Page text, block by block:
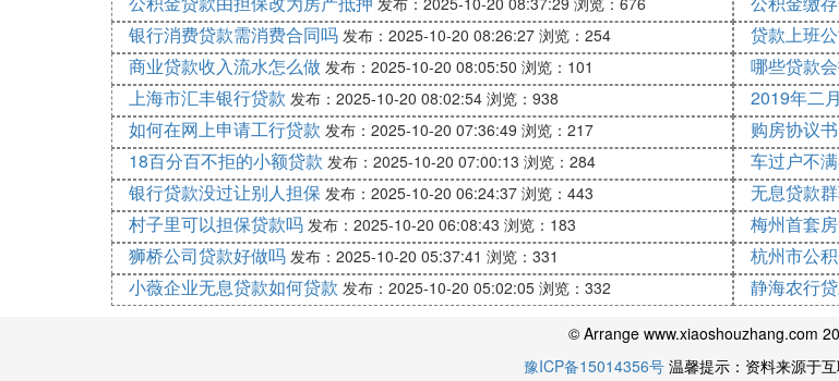
法律分析：在小额贷款公司办理贷款，如果夫妻中共同作为借款人，那么就需要双
款的一方签字即可。婚后所有的债务和财产都是夫妻共同拥有的，夫妻双方都应该
需要夫妻双方共同承担和承认。
法律依据：《中华人民共和国民法典》 第一千零六十四条 夫妻双方共同签名或者
在婚姻关系存续期间以个人名义为家庭日常生活需要所负的债务，属于夫妻共同债
活需要所负的债务，不属于夫妻共同债务；但是，债权人能够证明该债务用于夫妻
外。
❼ 小额贷款还不上了是夫妻共同债务吗.
你要确定一个核心要点，只要借钱之前是否是夫妻关系
1、结婚之后借的钱，妻子要承担连带责任，即使离婚了，原来的妻子也要承担连带
银行消费贷款需消费合同吗 发布：2025-10-20 08:26:27 浏览：254 贷款上班
商业贷款收入流水怎么做 发布：2025-10-20 08:05:50 浏览：101 哪些贷款
上海市汇丰银行贷款 发布：2025-10-20 08:02:54 浏览：938 2019年二
如何在网上申请工行贷款 发布：2025-10-20 07:36:49 浏览：217 购房协议
18百分百不拒的小额贷款 发布：2025-10-20 07:00:13 浏览：284 车过户不
银行贷款没过让别人担保 发布：2025-10-20 06:24:37 浏览：443 无息贷款
村子里可以担保贷款吗 发布：2025-10-20 06:08:43 浏览：183 梅州首套
狮桥公司贷款好做吗 发布：2025-10-20 05:37:41 浏览：331 杭州市公
小薇企业无息贷款如何贷款 发布：2025-10-20 05:02:05 浏览：332 静海农行
© Arrange www.xiaoshouzhang.com
豫ICP备15014356号温馨提示：资料来源于